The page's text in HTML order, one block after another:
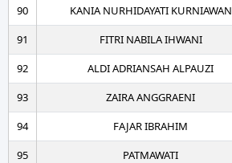
90
KANIA NURHIDAYATI KURNIAWAN
91
FITRI NABILA IHWANI
92
ALDI ADRIANSAH ALPAUZI
93
ZAIRA ANGGRAENI
94
FAJAR IBRAHIM
95
PATMAWATI